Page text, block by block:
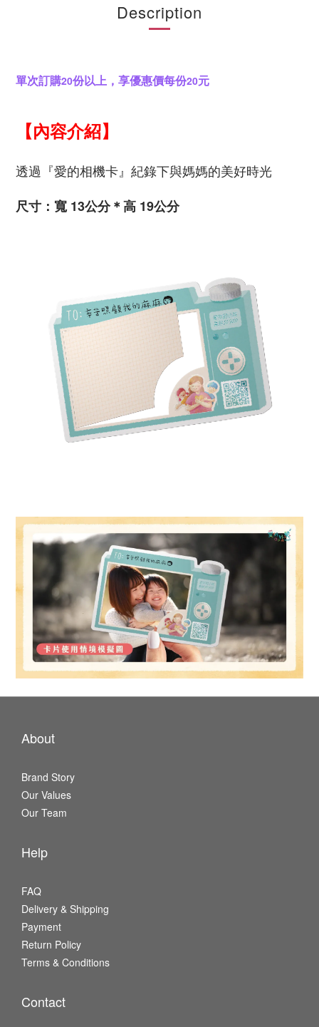
Description
單次訂購20份以上，享優惠價每份20元
【內容介紹】
透過『愛的相機卡』紀錄下與媽媽的美好時光
尺寸：寬 13公分＊高 19公分
About
Brand Story
Our Values
Our Team
Help
FAQ
Delivery & Shipping
Payment
Return Policy
Terms & Conditions
Contact